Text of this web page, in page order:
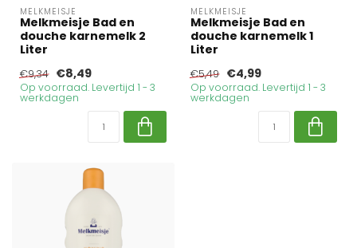
MELKMEISJE
Melkmeisje Bad en
douche karnemelk 2
Liter
€9,34 €8,49
Op voorraad. Levertijd 1 - 3
werkdagen
MELKMEISJE
Melkmeisje Bad en
douche karnemelk 1
Liter
€5,49 €4,99
Op voorraad. Levertijd 1 - 3
werkdagen